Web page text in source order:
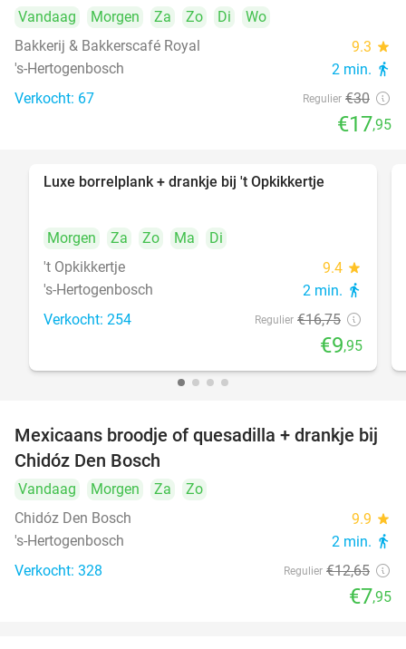
Vandaag Morgen Za Zo Di
Wo
Bakkerij & Bakkerscafé Royal
9.3 star
's-Hertogenbosch 2 min. directions_walk
Verkocht: 67 Regulier €30
€17,95
Luxe borrelplank + drankje bij 't Opkikkertje
Morgen Za Zo Ma
Di
't Opkikkertje
9.4 star
's-Hertogenbosch 2 min. directions_walk
Verkocht: 254 Regulier €16,75
€9,95
37%
Mexicaans broodje of quesadilla + drankje bij
Chidóz Den Bosch
Vandaag Morgen Za
Zo
Chidóz Den Bosch
9.9 star
's-Hertogenbosch 2 min. directions_walk
Verkocht: 328 Regulier €12,65
€7,95